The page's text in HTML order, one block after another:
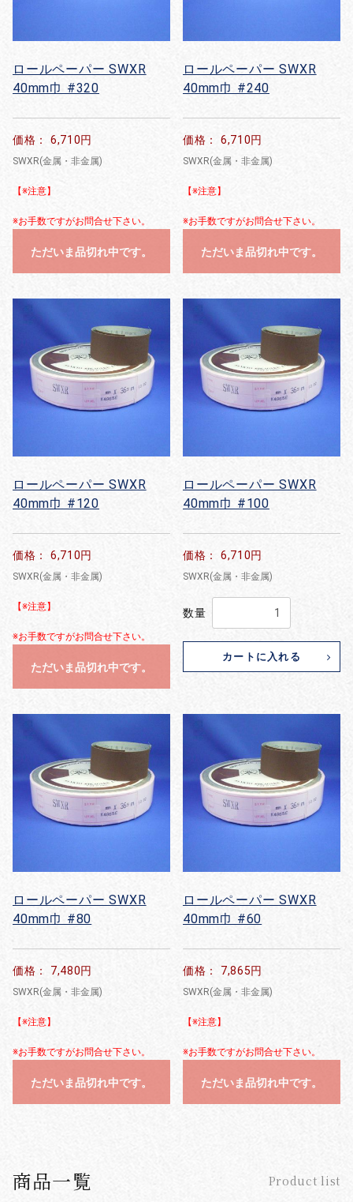
商品一覧 Product list
ロールペーパー SWXR
40mm巾 #320
価格： 6,710円
SWXR(金属・非金属)
【※注意】
※お手数ですがお問合せ下さい。
ただいま品切れ中です。
ロールペーパー SWXR
40mm巾 #240
価格： 6,710円
SWXR(金属・非金属)
【※注意】
※お手数ですがお問合せ下さい。
ただいま品切れ中です。
ロールペーパー SWXR
40mm巾 #120
価格： 6,710円
SWXR(金属・非金属)
【※注意】
※お手数ですがお問合せ下さい。
ただいま品切れ中です。
ロールペーパー SWXR
40mm巾 #100
価格： 6,710円
SWXR(金属・非金属)
数量
カートに入れる
ロールペーパー SWXR
40mm巾 #80
価格： 7,480円
SWXR(金属・非金属)
【※注意】
※お手数ですがお問合せ下さい。
ただいま品切れ中です。
ロールペーパー SWXR
40mm巾 #60
価格： 7,865円
SWXR(金属・非金属)
【※注意】
※お手数ですがお問合せ下さい。
ただいま品切れ中です。